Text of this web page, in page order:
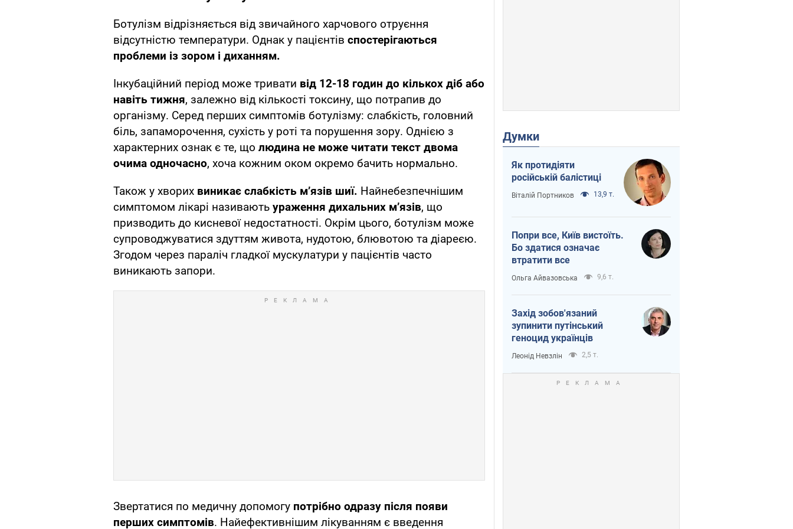
Ботулізм відрізняється від звичайного харчового отруєння
відсутністю температури. Однак у пацієнтів спостерігаються
проблеми із зором і диханням.
Інкубаційний період може тривати від 12-18 годин до кількох діб або
навіть тижня, залежно від кількості токсину, що потрапив до
організму. Серед перших симптомів ботулізму: слабкість, головний
біль, запаморочення, сухість у роті та порушення зору. Однією з
характерних ознак є те, що людина не може читати текст двома
очима одночасно, хоча кожним оком окремо бачить нормально.
Також у хворих виникає слабкість м’язів шиї. Найнебезпечнішим
симптомом лікарі називають ураження дихальних м’язів, що
призводить до кисневої недостатності. Окрім цього, ботулізм може
супроводжуватися здуттям живота, нудотою, блювотою та діареєю.
Згодом через параліч гладкої мускулатури у пацієнтів часто
виникають запори.
Звертатися по медичну допомогу потрібно одразу після появи
перших симптомів. Найефективнішим лікуванням є введення
Думки
Як протидіяти
російській балістиці
Віталій Портников 13,9 т.
Попри все, Київ вистоїть.
Бо здатися означає
втратити все
Ольга Айвазовська 9,6 т.
Захід зобов'язаний
зупинити путінський
геноцид українців
Леонід Невзлін 2,5 т.